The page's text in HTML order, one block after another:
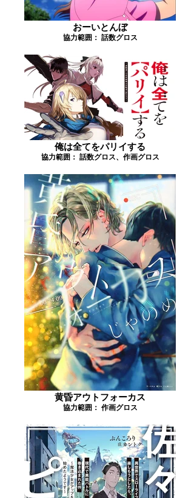
おーいとんぼ
協力範囲： 話数グロス
俺は全てをパリイする
協力範囲： 話数グロス、作画グロス
黄昏アウトフォーカス
協力範囲： 作画グロス